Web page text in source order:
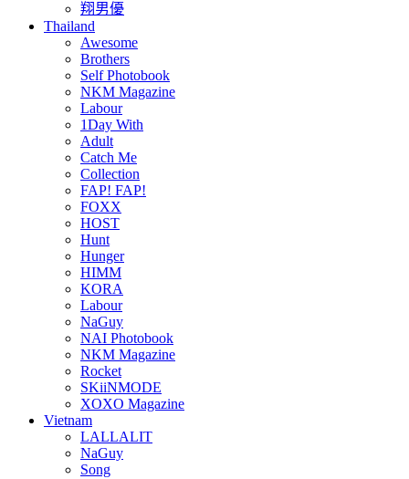
翔男優
Thailand
Awesome
Brothers
Self Photobook
NKM Magazine
Labour
1Day With
Adult
Catch Me
Collection
FAP! FAP!
FOXX
HOST
Hunt
Hunger
HIMM
KORA
Labour
NaGuy
NAI Photobook
NKM Magazine
Rocket
SKiiNMODE
XOXO Magazine
Vietnam
LALLALIT
NaGuy
Song